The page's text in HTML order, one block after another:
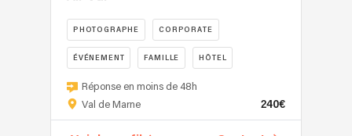
PHOTOGRAPHE CORPORATE
ÉVÉNEMENT FAMILLE HÔTEL
Réponse en moins de 48h
Val de Marne
240€